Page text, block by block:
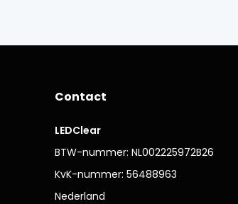
Contact
LEDClear
BTW-nummer: NL002225972B26
KvK-nummer: 56488963
Nederland